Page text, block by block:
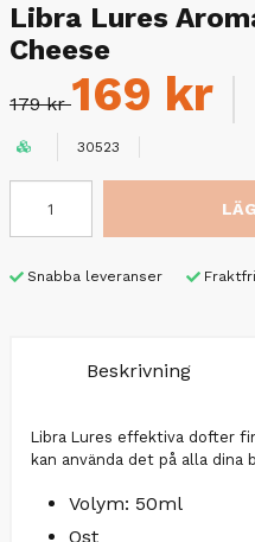
Libra Lures
Cheese
179 kr169 kr
30523
Snabba leveranser
Beskrivning
Libra Lures effektiva dofter
kan använda det på alla dina
Volym: 50ml
Ost